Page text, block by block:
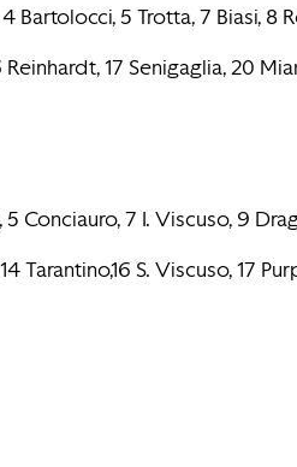
5 Trotta, 7 Biasi, 8
17 Senigaglia, 20
Conciauro, 7 I. Viscuso, 9
Tarantino,16 S. Viscuso, 17